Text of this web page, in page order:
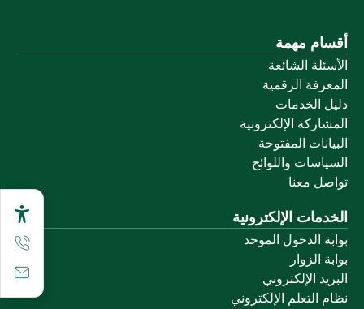
أقسام مهمة
الأسئلة الشائعة
المعرفة الرقمية
دليل الخدمات
المشاركة الإلكترونية
البيانات المفتوحة
السياسات واللوائح
تواصل معنا
الخدمات الإلكترونية
بوابة الدخول الموحد
بوابة الزوار
البريد الإلكتروني
نظام التعلم الإلكتروني